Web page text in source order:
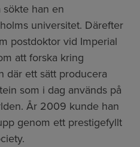
han en
universitet. Därefter
postdoktor vid Imperial
att forska kring
där ett sätt producera
som i dag används på
År 2009 kunde han
genom ett prestigefyllt